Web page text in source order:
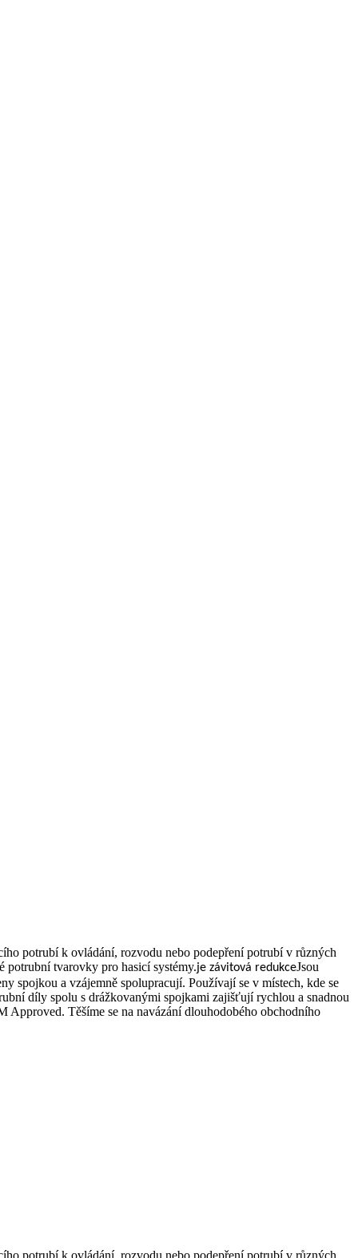
potrubí k ovládání, rozvodu nebo podepření potrubí v různých
potrubní tvarovky pro hasicí systémy.je závitová redukceJsou
spojkou a vzájemně spolupracují. Používají se v místech, kde se
díly spolu s drážkovanými spojkami zajišťují rychlou a snadnou
Těšíme se na navázání dlouhodobého obchodního